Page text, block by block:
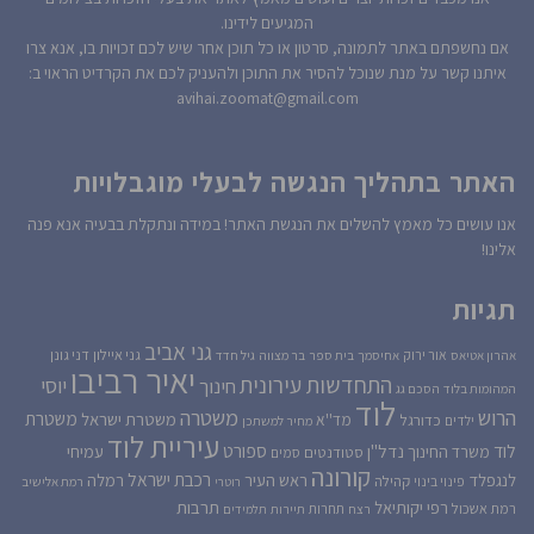
המגיעים לידינו.
אם נחשפתם באתר לתמונה, סרטון או כל תוכן אחר שיש לכם זכויות בו, אנא צרו
איתנו קשר על מנת שנוכל להסיר את התוכן ולהעניק לכם את הקרדיט הראוי ב:
avihai.zoomat@gmail.com
האתר בתהליך הנגשה לבעלי מוגבלויות
אנו עושים כל מאמץ להשלים את הנגשת האתר! במידה ונתקלת בבעיה אנא פנה
אלינו!
תגיות
אהרון אטיאס אור ירוק אחיסמך בית ספר בר מצווה גיל חדד גני אביב גני איילון דני גונן
המהומות בלוד הסכם גג התחדשות עירוניתחינוך יאיר רביבו יוסי
הרוש ילדים כדורגל לוד מד''א מחיר למשתכן משטרה משטרת ישראל משטרת
לוד משרד החינוך נדל''ן סטודנטים סמים ספורט עיריית לוד עמיחי
לנגפלד פינוי בינוי קהילה קורונה ראש העיר רוטרי רכבת ישראל רמלה רמת אלישיב
רמת אשכול רפי יקותיאל רצח תחרות תיירות תלמידים תרבות